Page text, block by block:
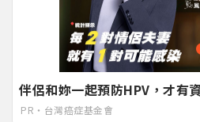
伴侶和妳一起預防HPV，才有
PR・台灣癌症基金會